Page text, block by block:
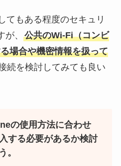
てもある程度のセキュリ
、 公共のWi-Fi（コンビ
場合や機密情報を扱って
続を検討してみても良い
の使用方法に合わせ
する必要があるか検討
。